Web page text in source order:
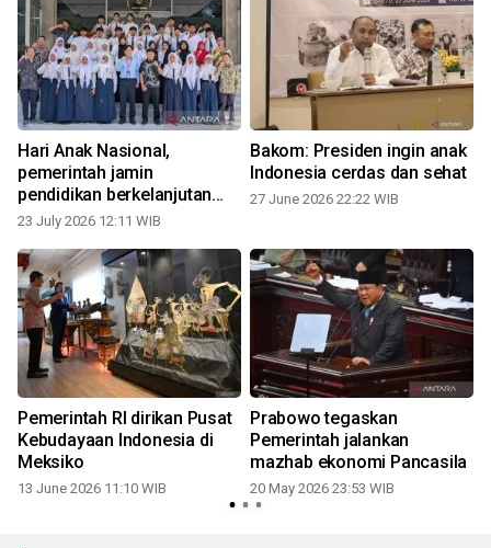
Hari Anak Nasional,
pemerintah jamin
pendidikan berkelanjutan
bagi anak PMI
23 July 2026 12:11 WIB
Bakom: Presiden ingin anak
Indonesia cerdas dan sehat
27 June 2026 22:22 WIB
Pemerintah RI dirikan Pusat
Kebudayaan Indonesia di
Meksiko
13 June 2026 11:10 WIB
Prabowo tegaskan
Pemerintah jalankan
mazhab ekonomi Pancasila
20 May 2026 23:53 WIB